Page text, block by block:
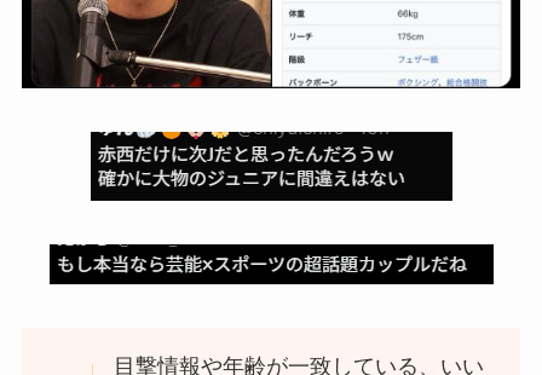
目撃情報や年齢が一致している、いい